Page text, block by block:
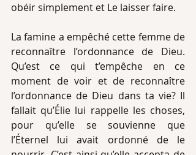
obéir simplement et Le laisser faire.
La famine a empêché cette femme de
reconnaître l’ordonnance de Dieu.
Qu’est ce qui t’empêche en ce
moment de voir et de reconnaître
l’ordonnance de Dieu dans ta vie? Il
fallait qu’Élie lui rappelle les choses,
pour qu’elle se souvienne que
l’Éternel lui avait ordonné de le